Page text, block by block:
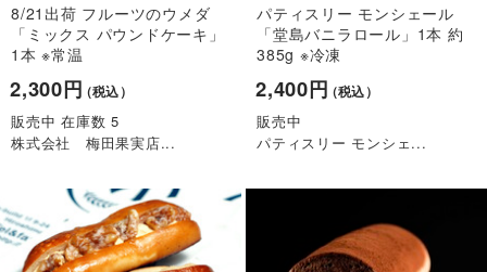
8/21出荷 フルーツのウメダ
「ミックス パウンドケーキ」
1本 ※常温
2,300円（税込）
販売中 在庫数 5
株式会社 梅田果実店...
パティスリー モンシェール
「堂島バニラロール」1本 約
385g ※冷凍
2,400円（税込）
販売中
パティスリー モンシェ...